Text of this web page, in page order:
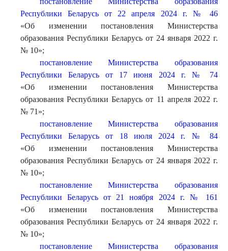
Республики Беларусь от 22 апреля 2024 г. № 46
«Об изменении постановления Министерства
образования Республики Беларусь от 24 января 2022 г.
№ 10»;
постановление Министерства образования
Республики Беларусь от 17 июня 2024 г. № 74
«Об изменении постановления Министерства
образования Республики Беларусь от 11 апреля 2022 г.
№ 71»;
постановление Министерства образования
Республики Беларусь от 18 июля 2024 г. № 84
«Об изменении постановления Министерства
образования Республики Беларусь от 24 января 2022 г.
№ 10»;
постановление Министерства образования
Республики Беларусь от 21 ноября 2024 г. № 161
«Об изменении постановления Министерства
образования Республики Беларусь от 24 января 2022 г.
№ 10»;
постановление Министерства образования